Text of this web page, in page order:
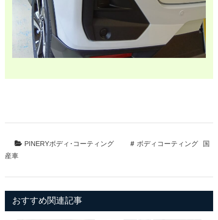
PINERYボディ･コーティング ボディコーティング
国
産車
おすすめ関連記事